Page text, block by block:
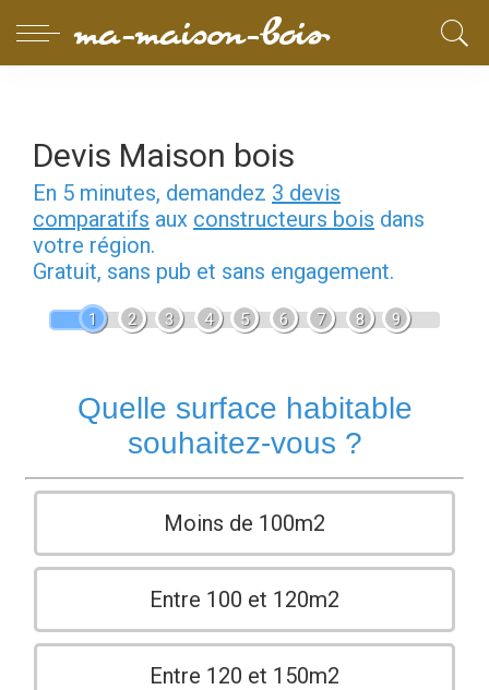
Devis Maison bois
En 5 minutes, demandez 3 devis
comparatifs aux constructeurs bois dans
votre région.
Gratuit, sans pub et sans engagement.
1 2 3 4 5 6 7 8 9
Quelle surface habitable
souhaitez-vous ?
Moins de 100m2
Entre 100 et 120m2
Entre 120 et 150m2